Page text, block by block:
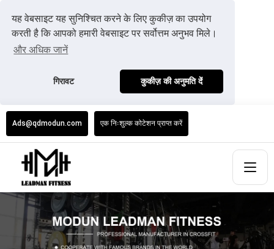
यह वेबसाइट यह सुनिश्चित करने के लिए कुकीज़ का उपयोग
करती है कि आपको हमारी वेबसाइट पर सर्वोत्तम अनुभव मिले।
और अधिक जानें
गिरावट कुकीज़ की अनुमति दें
Ads@qdmodun.com एक निःशुल्क कोटेशन प्राप्त करें